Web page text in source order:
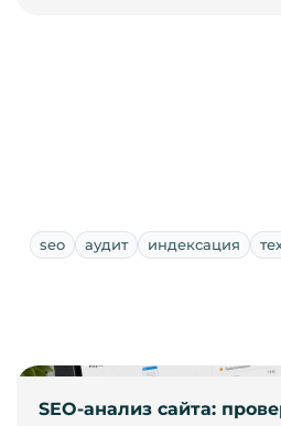
seo аудит индексация
SEO-анализ сайта: